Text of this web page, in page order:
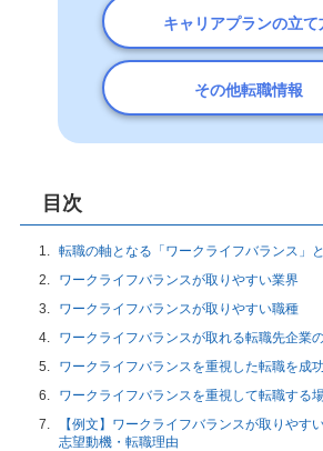
キャリアプランの立て
その他転職情報
目次
転職の軸となる「ワークライフバランス」
ワークライフバランスが取りやすい業界
ワークライフバランスが取りやすい職種
ワークライフバランスが取れる転職先企業
ワークライフバランスを重視した転職を成
ワークライフバランスを重視して転職する
【例文】ワークライフバランスが取りやす
志望動機・転職理由